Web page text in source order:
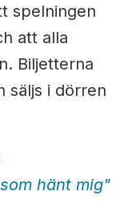
spelningen
att alla
Biljetterna
säljs i dörren
hänt mig"